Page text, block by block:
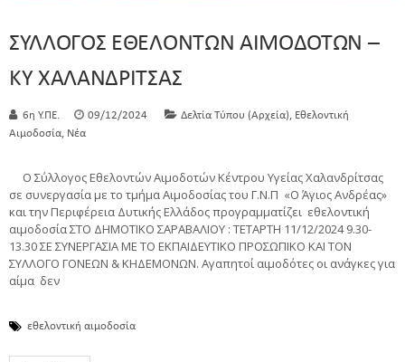
ΣΥΛΛΟΓΟΣ ΕΘΕΛΟΝΤΩΝ ΑΙΜΟΔΟΤΩΝ –
ΚΥ ΧΑΛΑΝΔΡΙΤΣΑΣ
6η Υ.ΠΕ. 09/12/2024 Δελτία Τύπου (Αρχεία)
Εθελοντική
Αιμοδοσία Νέα
Ο Σύλλογος Εθελοντών Αιμοδοτών Κέντρου Υγείας Χαλανδρίτσας
σε συνεργασία με το τμήμα Αιμοδοσίας του Γ.Ν.Π «Ο Άγιος Ανδρέας»
και την Περιφέρεια Δυτικής Ελλάδος προγραμματίζει εθελοντική
αιμοδοσία ΣΤO ΔΗΜΟΤΙΚΟ ΣΑΡΑΒΑΛΙΟΥ : ΤΕΤΑΡΤΗ 11/12/2024 9.30-
13.30 ΣΕ ΣΥΝΕΡΓΑΣΙΑ ΜΕ ΤΟ ΕΚΠΑΙΔΕΥΤΙΚΟ ΠΡΟΣΩΠΙΚΟ ΚΑΙ ΤΟΝ
ΣΥΛΛΟΓΟ ΓΟΝΕΩΝ & ΚΗΔΕΜΟΝΩΝ. Αγαπητοί αιμοδότες οι ανάγκες για
αίμα δεν
εθελοντική αιμοδοσία